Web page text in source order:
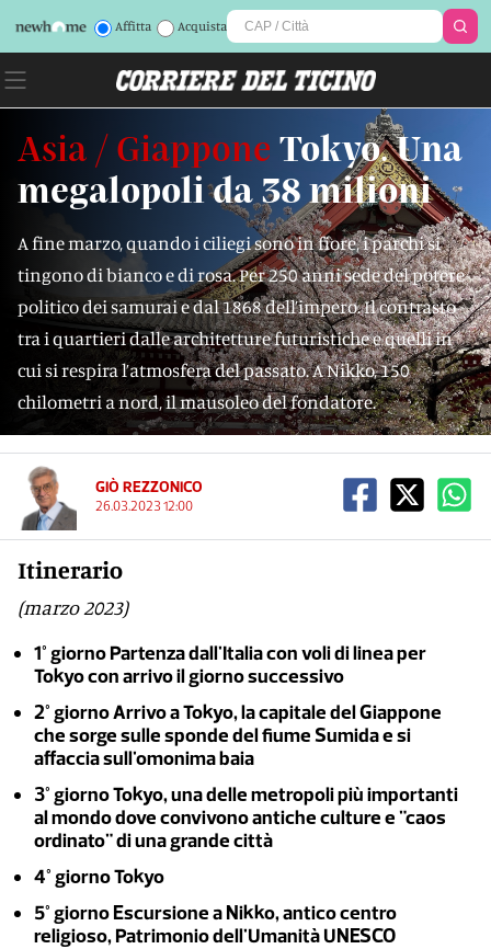
Affitta Acquista
Asia / Giappone Tokyo. Una
megalopoli da 38 milioni
A fine marzo, quando i ciliegi sono in fiore, i parchi si
tingono di bianco e di rosa. Per 250 anni sede del potere
politico dei samurai e dal 1868 dell’impero. Il contrasto
tra i quartieri dalle architetture futuristiche e quelli in
cui si respira l’atmosfera del passato. A Nikko, 150
chilometri a nord, il mausoleo del fondatore.
GIÒ REZZONICO
26.03.2023 12:00
Itinerario
(marzo 2023)
1° giorno Partenza dall'Italia con voli di linea per
Tokyo con arrivo il giorno successivo
2° giorno Arrivo a Tokyo, la capitale del Giappone
che sorge sulle sponde del fiume Sumida e si
affaccia sull'omonima baia
3° giorno Tokyo, una delle metropoli più importanti
al mondo dove convivono antiche culture e "caos
ordinato" di una grande città
4° giorno Tokyo
5° giorno Escursione a Nikko, antico centro
religioso, Patrimonio dell'Umanità UNESCO